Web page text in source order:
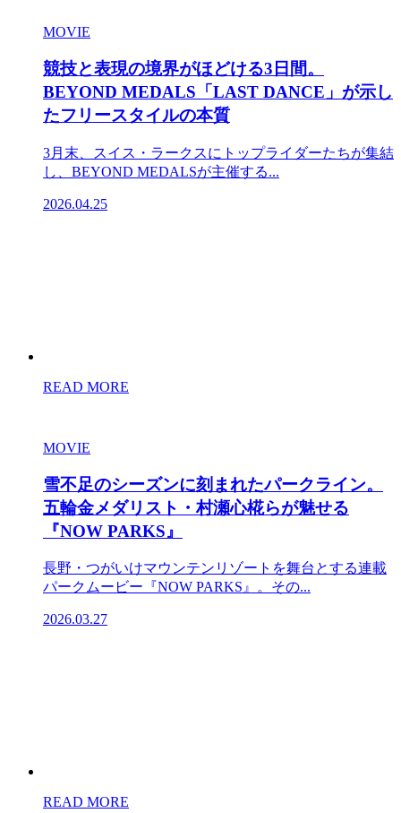
MOVIE
競技と表現の境界がほどける3日間。
BEYOND MEDALS「LAST DANCE」が示し
たフリースタイルの本質
3月末、スイス・ラークスにトップライダーたちが集結
し、BEYOND MEDALSが主催する...
2026.04.25
READ MORE
MOVIE
雪不足のシーズンに刻まれたパークライン。
五輪金メダリスト・村瀬心椛らが魅せる
『NOW PARKS』
長野・つがいけマウンテンリゾートを舞台とする連載
パークムービー『NOW PARKS』。その...
2026.03.27
READ MORE